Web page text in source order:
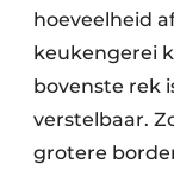
hoeveelheid
keukengerei
bovenste rek
verstelbaar.
grotere